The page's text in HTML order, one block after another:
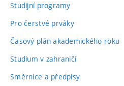
Studijní programy
Pro čerstvé prváky
Časový plán akademického roku
Studium v zahraničí
Směrnice a předpisy